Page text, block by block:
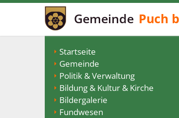
Gemeinde Puch
Startseite
Gemeinde
Politik & Verwaltung
Bildung & Kultur & Kirche
Bildergalerie
Fundwesen